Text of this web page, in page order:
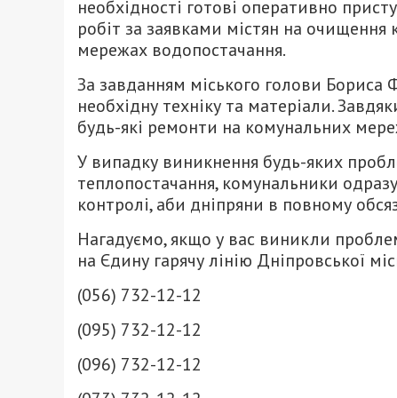
необхідності готові оперативно
робіт за заявками містян на
мережах водопостачання.
За завданням міського голови Бориса
необхідну техніку та матеріали.
будь-які ремонти на комунальних
У випадку виникнення будь-яких
теплопостачання, комунальники
контролі, аби дніпряни в повному
Нагадуємо, якщо у вас виникли
на Єдину гарячу лінію Дніпровської
(056) 732-12-12
(095) 732-12-12
(096) 732-12-12